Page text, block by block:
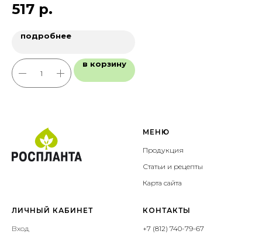
517 р.
подробнее
в корзину
МЕНЮ
Продукция
Статьи и рецепты
Карта сайта
ЛИЧНЫЙ КАБИНЕТ
Вход
КОНТАКТЫ
+7 (812) 740-79-67